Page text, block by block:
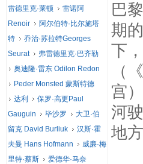
巴
期
下
（
宫
河
地
雷德里克·莱顿
雷诺阿
Renoir
阿尔伯特·比尔施塔
特
乔治·苏拉特Georges
Seurat
弗雷德里克·巴齐勒
奥迪隆·雷东 Odilon Redon
Peder Monsted 蒙斯特德
达利
保罗·高更Paul
Gauguin
毕沙罗
大卫·伯
留克 David Burliuk
汉斯·霍
夫曼 Hans Hofmann
威廉·梅
里特·蔡斯
爱德华·马奈